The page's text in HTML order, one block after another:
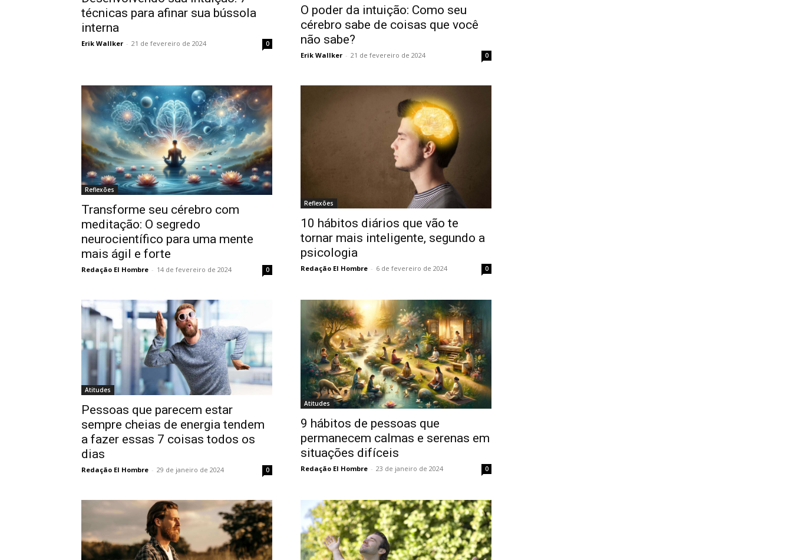
técnicas para afinar sua bússola
interna
Erik Wallker - 21 de fevereiro de 2024 0
O poder da intuição: Como seu
cérebro sabe de coisas que você
não sabe?
Erik Wallker - 21 de fevereiro de 2024 0
Reflexões
Transforme seu cérebro com
meditação: O segredo
neurocientífico para uma mente
mais ágil e forte
Redação El Hombre - 14 de fevereiro de 2024 0
Reflexões
10 hábitos diários que vão te
tornar mais inteligente, segundo a
psicologia
Redação El Hombre - 6 de fevereiro de 2024 0
Atitudes
Pessoas que parecem estar
sempre cheias de energia tendem
a fazer essas 7 coisas todos os
dias
Redação El Hombre - 29 de janeiro de 2024 0
Atitudes
9 hábitos de pessoas que
permanecem calmas e serenas em
situações difíceis
Redação El Hombre - 23 de janeiro de 2024 0